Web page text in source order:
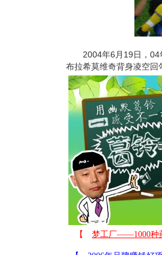
2004年6月19日，04年
布拉希莫维奇背身凌空回